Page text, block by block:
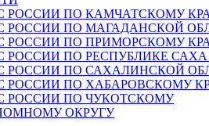
РОССИИ ПО КАМЧАТСКОМУ
РОССИИ ПО МАГАДАНСКОЙ
РОССИИ ПО ПРИМОРСКОМУ
РОССИИ ПО РЕСПУБЛИКЕ
РОССИИ ПО САХАЛИНСКОЙ
РОССИИ ПО ХАБАРОВСКОМУ
РОССИИ ПО ЧУКОТСКОМУ
ОКРУГУ